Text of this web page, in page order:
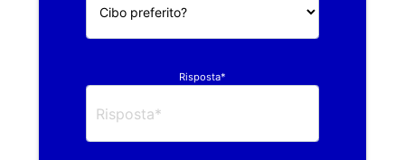
Risposta*